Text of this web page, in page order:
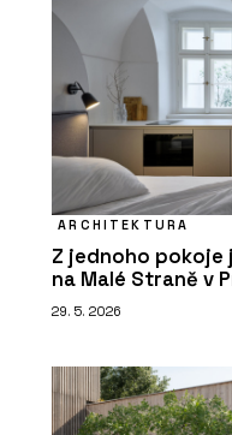
ARCHITEKTURA
Z jednoho
na Malé Straně v
29. 5. 2026